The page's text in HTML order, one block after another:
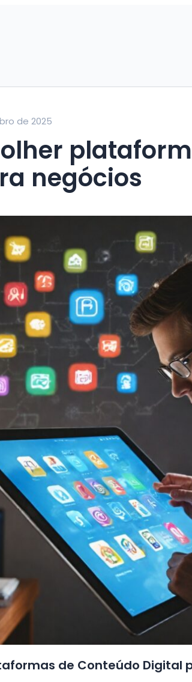
de 2025
negócios
de Conteúdo Digital